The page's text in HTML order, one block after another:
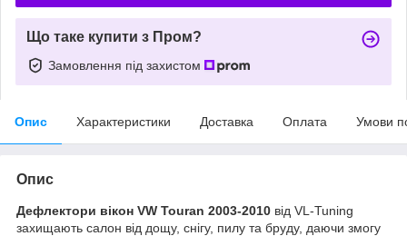
Що таке купити з Пром?
Замовлення під захистом
Опис Характеристики Доставка Оплата Умови
Опис
Дефлектори вікон VW Touran 2003-2010 від VL-Tuning
захищають салон від дощу, снігу, пилу та бруду, даючи змогу